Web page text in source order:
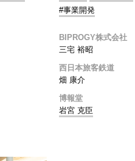
#事業開発
BIPROGY株式会社
三宅 裕昭
西日本旅客鉄道
畑 康介
博報堂
岩宮 克臣